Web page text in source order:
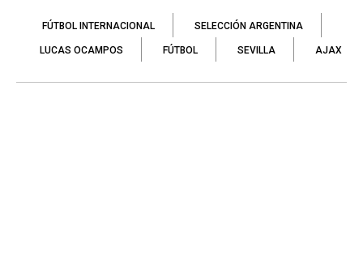
FÚTBOL INTERNACIONAL SELECCIÓN ARGENTINA
LUCAS OCAMPOS FÚTBOL SEVILLA AJAX